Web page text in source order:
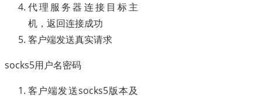
代理服务器连接目标主
机，返回连接成功
客户端发送真实请求
socks5用户名密码
客户端发送socks5版本及